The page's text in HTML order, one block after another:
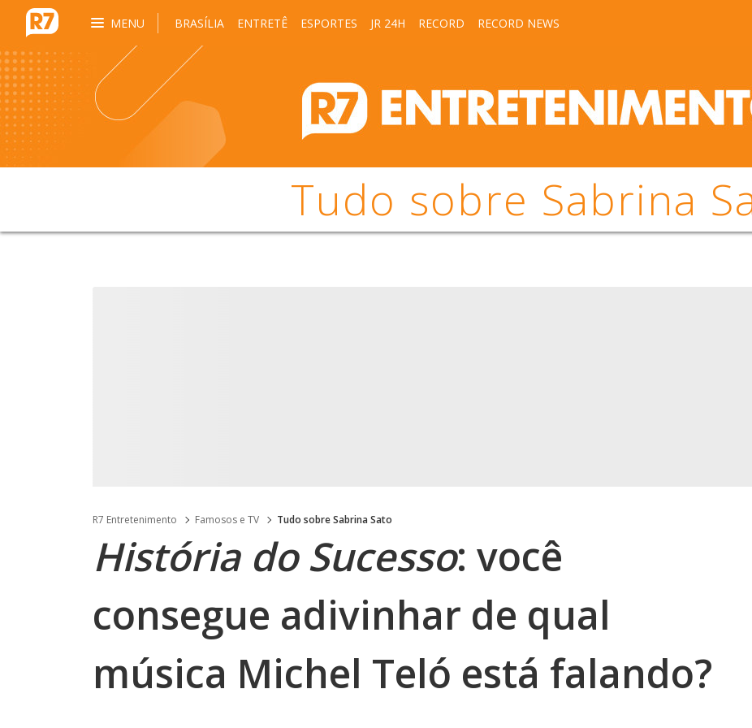
MENU BRASÍLIA ENTRETÊ ESPORTES JR 24H RECORD RECORD NEWS
Tudo sobre Sabrina
R7 Entretenimento Famosos e TV Tudo sobre Sabrina Sato
História do Sucesso: você
consegue adivinhar de qual
música Michel Teló está falando?